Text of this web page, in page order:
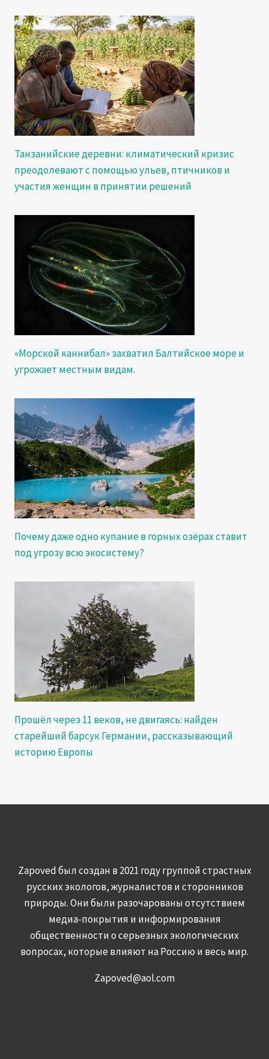
Танзанийские деревни: климатический кризис
преодолевают с помощью ульев, птичников и
участия женщин в принятии решений
«Морской каннибал» захватил Балтийское море и
угрожает местным видам.
Почему даже одно купание в горных озёрах ставит
под угрозу всю экосистему?
Прошёл через 11 веков, не двигаясь: найден
старейший барсук Германии, рассказывающий
историю Европы
Zapoved был создан в 2021 году группой страстных
русских экологов, журналистов и сторонников
природы. Они были разочарованы отсутствием
медиа-покрытия и информирования
общественности о серьезных экологических
вопросах, которые влияют на Россию и весь мир.
Zapoved@aol.com